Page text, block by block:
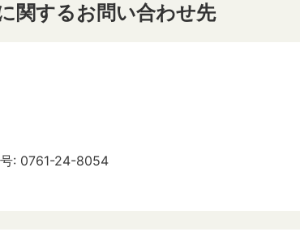
関するお問い合わせ先
号: 0761-24-8054